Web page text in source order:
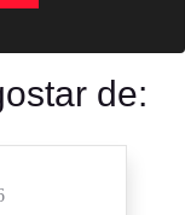
de: